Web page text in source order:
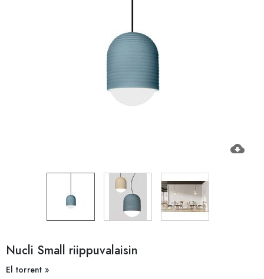
cloud_download
Nucli Small riippuvalaisin
El torrent »